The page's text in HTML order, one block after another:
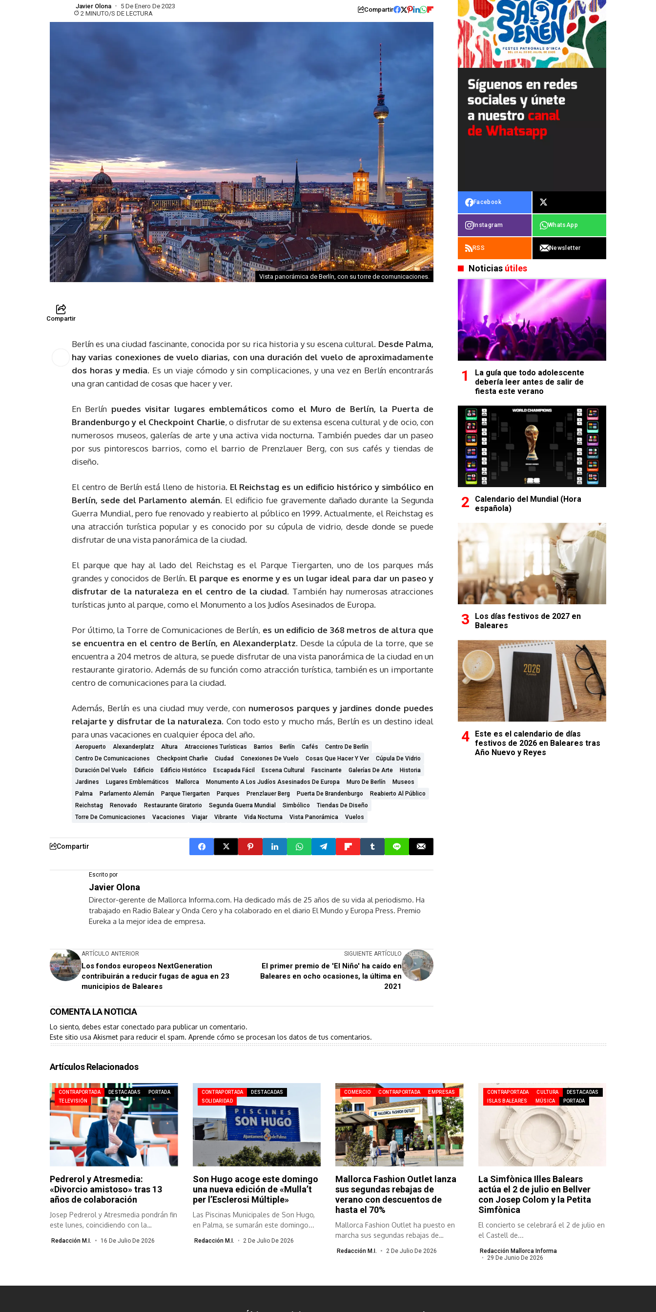
Javier Olona
5 De Enero De 2023
2 MINUTO/S DE LECTURA
Compartir
Vista panorámica de Berlín, con su torre de comunicaciones.
Compartir
Berlín es una ciudad fascinante, conocida por su rica historia y su escena cultural. Desde Palma,
hay varias conexiones de vuelo diarias, con una duración del vuelo de aproximadamente
dos horas y media. Es un viaje cómodo y sin complicaciones, y una vez en Berlín encontrarás
una gran cantidad de cosas que hacer y ver.
En Berlín puedes visitar lugares emblemáticos como el Muro de Berlín, la Puerta de
Brandenburgo y el Checkpoint Charlie, o disfrutar de su extensa escena cultural y de ocio, con
numerosos museos, galerías de arte y una activa vida nocturna. También puedes dar un paseo
por sus pintorescos barrios, como el barrio de Prenzlauer Berg, con sus cafés y tiendas de
diseño.
El centro de Berlín está lleno de historia. El Reichstag es un edificio histórico y simbólico en
Berlín, sede del Parlamento alemán. El edificio fue gravemente dañado durante la Segunda
Guerra Mundial, pero fue renovado y reabierto al público en 1999. Actualmente, el Reichstag es
una atracción turística popular y es conocido por su cúpula de vidrio, desde donde se puede
disfrutar de una vista panorámica de la ciudad.
El parque que hay al lado del Reichstag es el Parque Tiergarten, uno de los parques más
grandes y conocidos de Berlín. El parque es enorme y es un lugar ideal para dar un paseo y
disfrutar de la naturaleza en el centro de la ciudad. También hay numerosas atracciones
turísticas junto al parque, como el Monumento a los Judíos Asesinados de Europa.
Por último, la Torre de Comunicaciones de Berlín, es un edificio de 368 metros de altura que
se encuentra en el centro de Berlín, en Alexanderplatz. Desde la cúpula de la torre, que se
encuentra a 204 metros de altura, se puede disfrutar de una vista panorámica de la ciudad en un
restaurante giratorio. Además de su función como atracción turística, también es un importante
centro de comunicaciones para la ciudad.
Además, Berlín es una ciudad muy verde, con numerosos parques y jardines donde puedes
relajarte y disfrutar de la naturaleza. Con todo esto y mucho más, Berlín es un destino ideal
para unas vacaciones en cualquier época del año.
Aeropuerto Alexanderplatz Altura Atracciones Turísticas Barrios Berlín Cafés
Centro De Berlín
Centro De Comunicaciones
Checkpoint Charlie Ciudad Conexiones De Vuelo Cosas Que Hacer Y Ver
Cúpula De Vidrio
Duración Del Vuelo
Edificio Edificio Histórico Escapada Fácil Escena Cultural Fascinante Galerías De Arte
Historia
Jardines
Lugares Emblemáticos Mallorca Monumento A Los Judíos Asesinados De Europa Muro De Berlín
Museos
Palma
Parlamento Alemán Parque Tiergarten Parques Prenzlauer Berg Puerta De Brandenburgo
Reabierto Al Público
Reichstag
Renovado Restaurante Giratorio Segunda Guerra Mundial Simbólico
Tiendas De Diseño
Torre De Comunicaciones
Vacaciones Viajar Vibrante Vida Nocturna Vista Panorámica Vuelos
Compartir
Escrito por
Javier Olona
Director-gerente de Mallorca Informa.com. Ha dedicado más de 25 años de su vida al periodismo. Ha
trabajado en Radio Balear y Onda Cero y ha colaborado en el diario El Mundo y Europa Press. Premio
Eureka a la mejor idea de empresa.
ARTÍCULO ANTERIOR
Los fondos europeos NextGeneration
contribuirán a reducir fugas de agua en 23
municipios de Baleares
SIGUIENTE ARTÍCULO
El primer premio de 'El Niño' ha caído en
Baleares en ocho ocasiones, la última en
2021
COMENTA LA NOTICIA
Lo siento, debes estar conectado para publicar un comentario.
Este sitio usa Akismet para reducir el spam. Aprende cómo se procesan los datos de tus comentarios.
Facebook
Instagram WhatsApp
RSS Newsletter
Noticias útiles
La guía que todo adolescente
debería leer antes de salir de
fiesta este verano
Calendario del Mundial (Hora
española)
Los días festivos de 2027 en
Baleares
Este es el calendario de días
festivos de 2026 en Baleares tras
Año Nuevo y Reyes
Artículos Relacionados
CONTRAPORTADA DESTACADAS
PORTADA
TELEVISIÓN
Pedrerol y Atresmedia:
«Divorcio amistoso» tras 13
años de colaboración
Josep Pedrerol y Atresmedia pondrán fin
este lunes, coincidiendo con la
Redacción M.I. 16 De Julio De 2026
CONTRAPORTADA
DESTACADAS
SOLIDARIDAD
Son Hugo acoge este domingo
una nueva edición de «Mulla’t
per l’Esclerosi Múltiple»
Las Piscinas Municipales de Son Hugo,
en Palma, se sumarán este domingo...
Redacción M.I. 2 De Julio De 2026
COMERCIO CONTRAPORTADA EMPRESAS
Mallorca Fashion Outlet lanza
sus segundas rebajas de
verano con descuentos de
hasta el 70%
Mallorca Fashion Outlet ha puesto en
marcha sus segundas rebajas de
Redacción M.I. 2 De Julio De 2026
CONTRAPORTADA CULTURA
DESTACADAS
ISLAS BALEARES
MÚSICA PORTADA
La Simfònica Illes Balears
actúa el 2 de julio en Bellver
con Josep Colom y la Petita
Simfònica
El concierto se celebrará el 2 de julio en
el Castell de...
Redacción Mallorca Informa
29 De Junio De 2026